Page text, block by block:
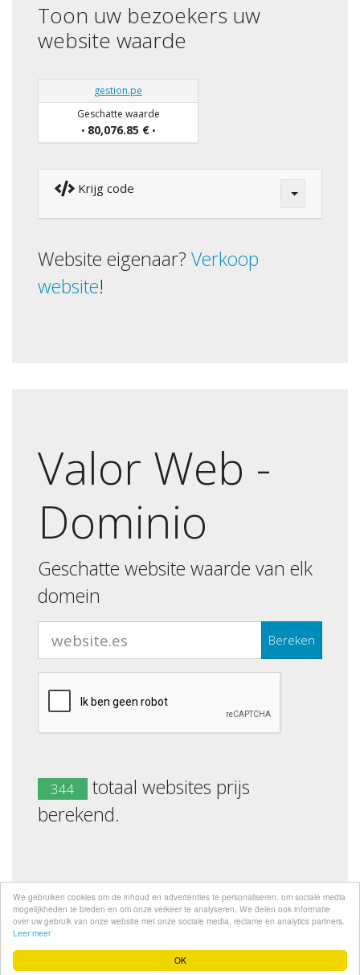
OK
We gebruiken cookies om de inhoud en advertenties te personaliseren, om sociale media
mogelijkheden te bieden en om onze verkeer te analyseren. We delen ook informatie
over uw gebruik van onze website met onze sociale media, reclame en analytics partners.
Leer meer
Toon uw bezoekers uw
website waarde
gestion.pe
Geschatte waarde
• 80,076.85 €•
Krijg code
Website eigenaar? Verkoop
website!
Valor Web -
Dominio
Geschatte website waarde van elk
domein
Bereken
344
totaal websites prijs
berekend.